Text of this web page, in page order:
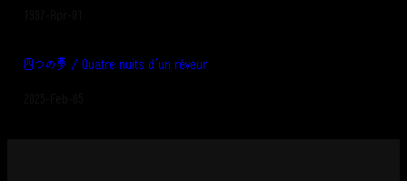
四つの夢 / Quatre nuits d’un rêveur